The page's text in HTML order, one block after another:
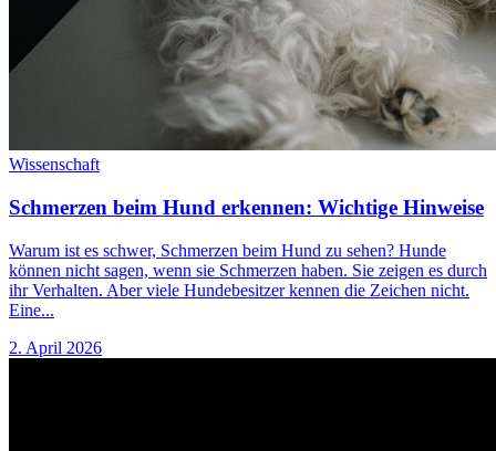
Wissenschaft
Schmerzen beim Hund erkennen: Wichtige Hinweise
Warum ist es schwer, Schmerzen beim Hund zu sehen? Hunde
können nicht sagen, wenn sie Schmerzen haben. Sie zeigen es durch
ihr Verhalten. Aber viele Hundebesitzer kennen die Zeichen nicht.
Eine...
2. April 2026